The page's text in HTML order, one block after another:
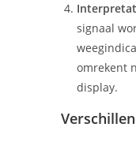
signaal
omrekent
display.